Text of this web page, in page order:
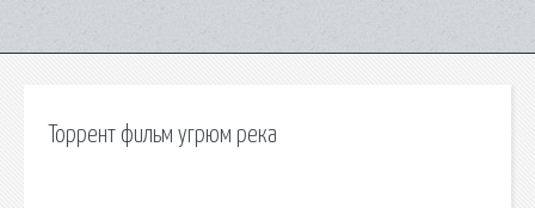
Торрент фильм угрюм река